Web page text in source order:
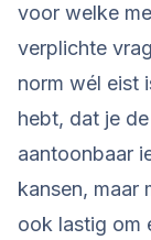
voor welke
verplichte
norm wél eist
hebt, dat je
aantoonbaar
kansen, maar
ook lastig om